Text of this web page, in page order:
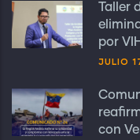
Taller
por
JULIO
con